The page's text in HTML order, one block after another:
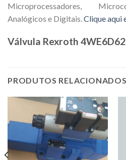
Microprocessadores,
Analógicos e Digitais.Clique aqui
Válvula Rexroth
PRODUTOS RELACIONADOS